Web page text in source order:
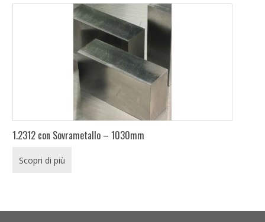
1.2312 con Sovrametallo – 1030mm
Scopri di più